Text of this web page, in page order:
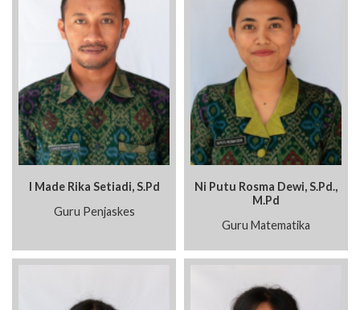
I Made Rika Setiadi, S.Pd
Guru Penjaskes
Ni Putu Rosma Dewi, S.Pd.,
M.Pd
Guru Matematika